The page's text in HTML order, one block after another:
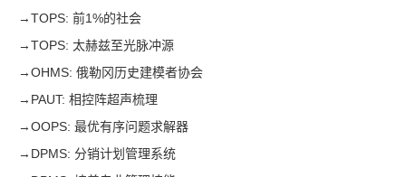
→TOPS: 前1%的社会
→TOPS: 太赫兹至光脉冲源
→OHMS: 俄勒冈历史建模者协会
→ PAUT: 相控阵超声梳理
→OOPS: 最优有序问题求解器
→ DPMS: 分销计划管理系统